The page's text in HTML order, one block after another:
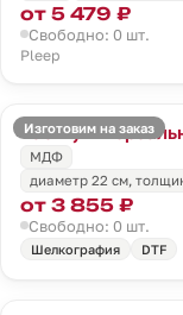
от 5 479 ₽
Свободно: 0 шт.
Pleep
Изготовим на заказ
Часы
МДФ
диаметр 22 см,
от 3 855 ₽
Свободно: 0 шт.
Шелкография DTF